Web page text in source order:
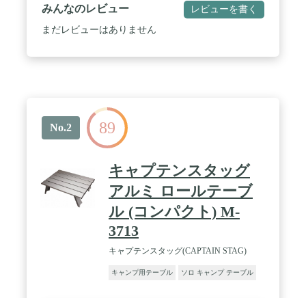
みんなのレビュー レビューを書く
まだレビューはありません
No.2 89
キャプテンスタッグ
アルミ ロールテーブ
ル (コンパクト) M-
3713
キャプテンスタッグ(CAPTAIN STAG)
キャンプ用テーブル ソロ キャンプ テーブル